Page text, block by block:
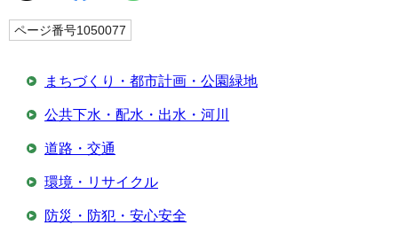
ページ番号1050077
まちづくり・都市計画・公園緑地
公共下水・配水・出水・河川
道路・交通
環境・リサイクル
防災・防犯・安心安全